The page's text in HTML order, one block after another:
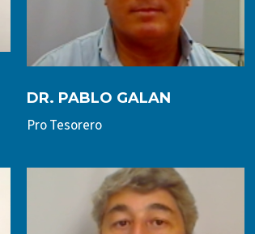
DR. PABLO GALAN
Pro Tesorero